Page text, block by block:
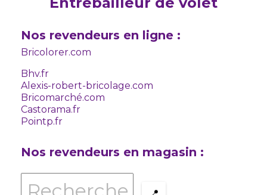
Nos revendeurs en ligne :
Bricolorer.com
Bhv.fr
Alexis-robert-bricolage.com
Bricomarché.com
Castorama.fr
Pointp.fr
Nos revendeurs en magasin :